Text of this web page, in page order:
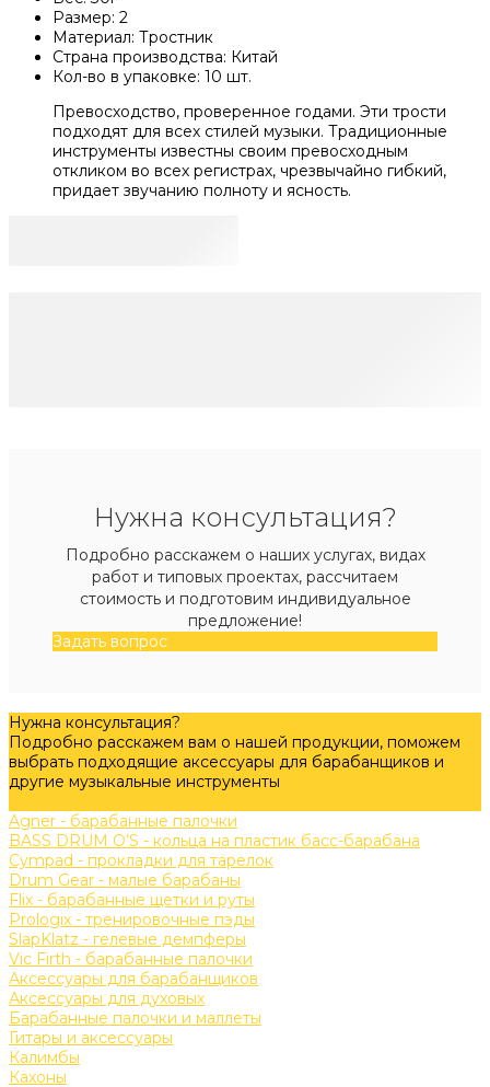
Размер: 2
Материал: Тростник
Страна производства: Китай
Кол-во в упаковке: 10 шт.
Превосходство, проверенное годами. Эти трости
подходят для всех стилей музыки. Традиционные
инструменты известны своим превосходным
откликом во всех регистрах, чрезвычайно гибкий,
придает звучанию полноту и ясность.
Нужна консультация?
Подробно расскажем о наших услугах, видах
работ и типовых проектах, рассчитаем
стоимость и подготовим индивидуальное
предложение!
Задать вопрос
Нужна консультация?
Подробно расскажем вам о нашей продукции, поможем
выбрать подходящие аксессуары для барабанщиков и
другие музыкальные инструменты
Agner - барабанные палочки
BASS DRUM O’S - кольца на пластик басс-барабана
Cympad - прокладки для тарелок
Drum Gear - малые барабаны
Flix - барабанные щетки и руты
Prologix - тренировочные пэды
SlapKlatz - гелевые демпферы
Vic Firth - барабанные палочки
Аксессуары для барабанщиков
Аксессуары для духовых
Барабанные палочки и маллеты
Гитары и аксессуары
Калимбы
Кахоны